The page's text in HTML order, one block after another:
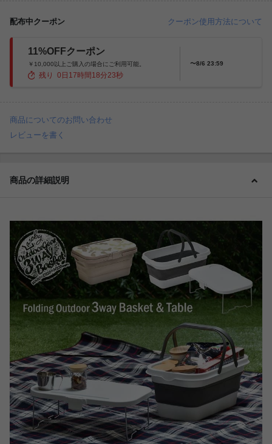
配布中クーポン クーポン使用方法について
11%OFFクーポン
￥10,000以上ご購入の場合にご利用可能。
残り 0 日 17 時間 18分21秒
〜8/6 23:59
商品についてのお問い合わせ
レビューを書く
商品の詳細説明